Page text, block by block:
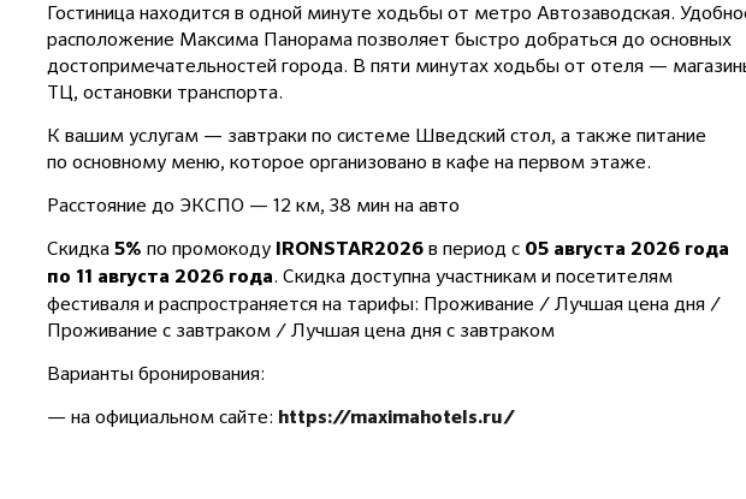
Гостиница находится в одной минуте ходьбы от метро Автозаводская.
расположение Максима Панорама позволяет быстро добраться до основных
достопримечательностей города. В пяти минутах ходьбы от отеля —
ТЦ, остановки транспорта.
К вашим услугам — завтраки по системе Шведский стол, а также питание
по основному меню, которое организовано в кафе на первом этаже.
Расстояние до ЭКСПО — 12 км, 38 мин на авто
Скидка 5% по промокоду IRONSTAR2026 в период с 05 августа 2026 года
по 11 августа 2026 года. Скидка доступна участникам и посетителям
фестиваля и распространяется на тарифы: Проживание / Лучшая цена дня /
Проживание с завтраком / Лучшая цена дня с завтраком
Варианты бронирования:
— на официальном сайте: https://maximahotels.ru/